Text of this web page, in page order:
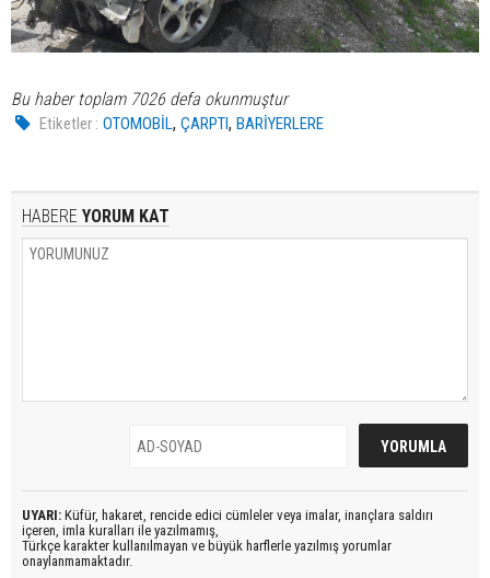
Bu haber toplam 7026 defa okunmuştur
Etiketler : OTOMOBİL,ÇARPTI,BARİYERLERE
HABERE YORUM KAT
UYARI: Küfür, hakaret, rencide edici cümleler veya imalar, inançlara saldırı
içeren, imla kuralları ile yazılmamış,
Türkçe karakter kullanılmayan ve büyük harflerle yazılmış yorumlar
onaylanmamaktadır.